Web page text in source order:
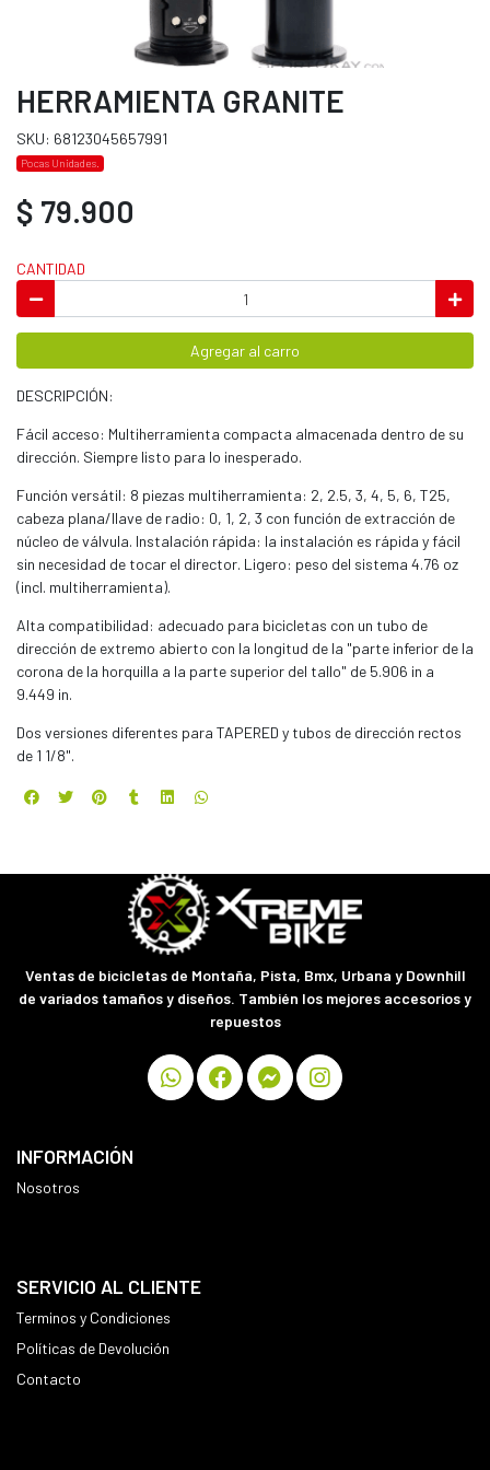
HERRAMIENTA GRANITE
SKU: 68123045657991
Pocas Unidades.
$ 79.900
CANTIDAD
Agregar al carro
DESCRIPCIÓN:
Fácil acceso: Multiherramienta compacta almacenada dentro de su
dirección. Siempre listo para lo inesperado.
Función versátil: 8 piezas multiherramienta: 2, 2.5, 3, 4, 5, 6, T25,
cabeza plana/llave de radio: 0, 1, 2, 3 con función de extracción de
núcleo de válvula. Instalación rápida: la instalación es rápida y fácil
sin necesidad de tocar el director. Ligero: peso del sistema 4.76 oz
(incl. multiherramienta).
Alta compatibilidad: adecuado para bicicletas con un tubo de
dirección de extremo abierto con la longitud de la "parte inferior de la
corona de la horquilla a la parte superior del tallo" de 5.906 in a
9.449 in.
Dos versiones diferentes para TAPERED y tubos de dirección rectos
de 1 1/8".
Ventas de bicicletas de Montaña, Pista, Bmx, Urbana y Downhill
de variados tamaños y diseños. También los mejores accesorios y
repuestos
INFORMACIÓN
Nosotros
SERVICIO AL CLIENTE
Terminos y Condiciones
Políticas de Devolución
Contacto